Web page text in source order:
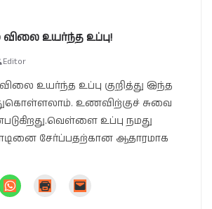
விலை உயர்ந்த உப்பு!
Editor
உயர்ந்த உப்பு குறித்து இந்த
உணவிற்குச் சுவை
உப்பு நமது
சேர்ப்பதற்கான ஆதாரமாக